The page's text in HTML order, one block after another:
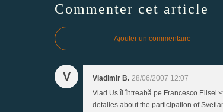
Commenter cet article
Ajouter un commentaire
V Vladimir B. 28/06/2007 12:07
Vlad Us îl întreabă pe Francesco
detailes about the participation of